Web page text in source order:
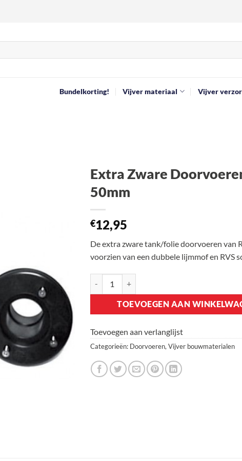
Bundelkorting! Vijver materiaal Vijver
Extra Zware
50mm
€12,95
De extra zware tank/folie doorvoeren van
voorzien van een dubbele lijmmof en RVS
TOEVOEGEN AAN
Toevoegen aan verlanglijst
Categorieën: Doorvoeren, Vijver bouwmaterialen